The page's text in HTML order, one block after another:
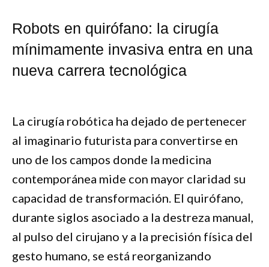
Robots en quirófano: la cirugía
mínimamente invasiva entra en una
nueva carrera tecnológica
La cirugía robótica ha dejado de pertenecer
al imaginario futurista para convertirse en
uno de los campos donde la medicina
contemporánea mide con mayor claridad su
capacidad de transformación. El quirófano,
durante siglos asociado a la destreza manual,
al pulso del cirujano y a la precisión física del
gesto humano, se está reorganizando